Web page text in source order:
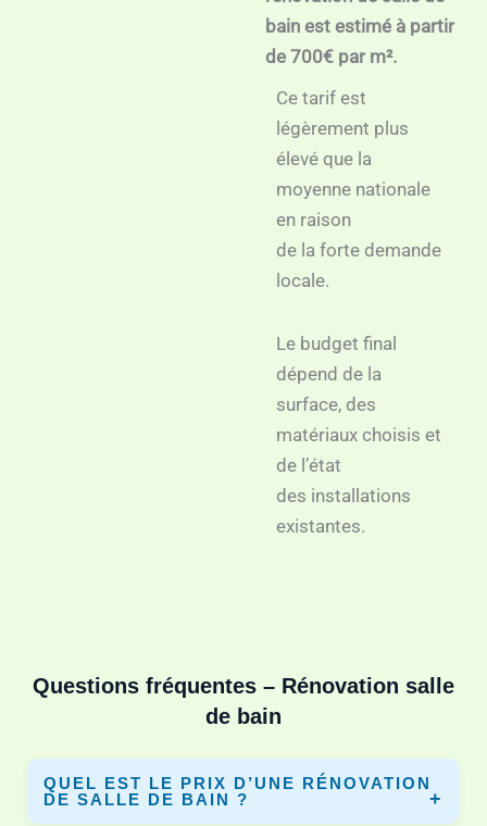
bain est estimé à partir
de 700€ par m².
Ce tarif est
légèrement plus
élevé que la
moyenne nationale
en raison
de la forte demande
locale.
Le budget final
dépend de la
surface, des
matériaux choisis et
de l’état
des installations
existantes.
Questions fréquentes – Rénovation salle
de bain
QUEL EST LE PRIX D’UNE RÉNOVATION
DE SALLE DE BAIN ?